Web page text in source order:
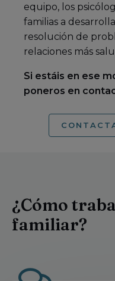
equipo, los
familias a
resolución de
relaciones más
Si estáis en ese
poneros en
¿Cómo
familiar?